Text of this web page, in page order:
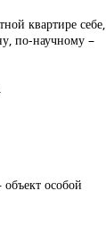
квартире себе,
по-научному –
особой